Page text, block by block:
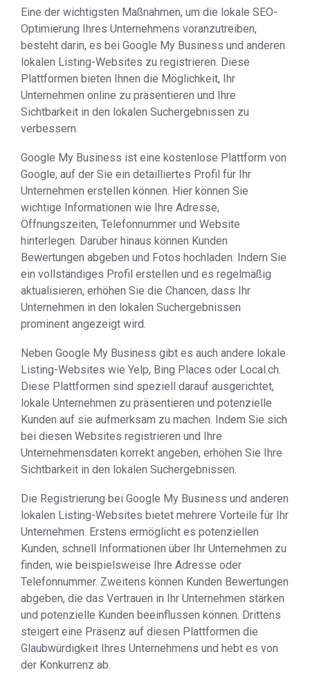
Eine der wichtigsten Maßnahmen, um die lokale SEO-
Optimierung Ihres Unternehmens voranzutreiben,
besteht darin, es bei Google My Business und anderen
lokalen Listing-Websites zu registrieren. Diese
Plattformen bieten Ihnen die Möglichkeit, Ihr
Unternehmen online zu präsentieren und Ihre
Sichtbarkeit in den lokalen Suchergebnissen zu
verbessern.
Google My Business ist eine kostenlose Plattform von
Google, auf der Sie ein detailliertes Profil für Ihr
Unternehmen erstellen können. Hier können Sie
wichtige Informationen wie Ihre Adresse,
Öffnungszeiten, Telefonnummer und Website
hinterlegen. Darüber hinaus können Kunden
Bewertungen abgeben und Fotos hochladen. Indem Sie
ein vollständiges Profil erstellen und es regelmäßig
aktualisieren, erhöhen Sie die Chancen, dass Ihr
Unternehmen in den lokalen Suchergebnissen
prominent angezeigt wird.
Neben Google My Business gibt es auch andere lokale
Listing-Websites wie Yelp, Bing Places oder Local.ch.
Diese Plattformen sind speziell darauf ausgerichtet,
lokale Unternehmen zu präsentieren und potenzielle
Kunden auf sie aufmerksam zu machen. Indem Sie sich
bei diesen Websites registrieren und Ihre
Unternehmensdaten korrekt angeben, erhöhen Sie Ihre
Sichtbarkeit in den lokalen Suchergebnissen.
Die Registrierung bei Google My Business und anderen
lokalen Listing-Websites bietet mehrere Vorteile für Ihr
Unternehmen. Erstens ermöglicht es potenziellen
Kunden, schnell Informationen über Ihr Unternehmen zu
finden, wie beispielsweise Ihre Adresse oder
Telefonnummer. Zweitens können Kunden Bewertungen
abgeben, die das Vertrauen in Ihr Unternehmen stärken
und potenzielle Kunden beeinflussen können. Drittens
steigert eine Präsenz auf diesen Plattformen die
Glaubwürdigkeit Ihres Unternehmens und hebt es von
der Konkurrenz ab.